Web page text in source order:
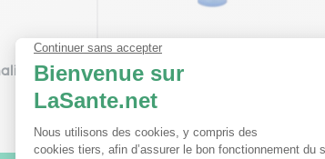
Granules
à partir de
2,99€
Boiron Poumon Histamine
Existe en plusieurs